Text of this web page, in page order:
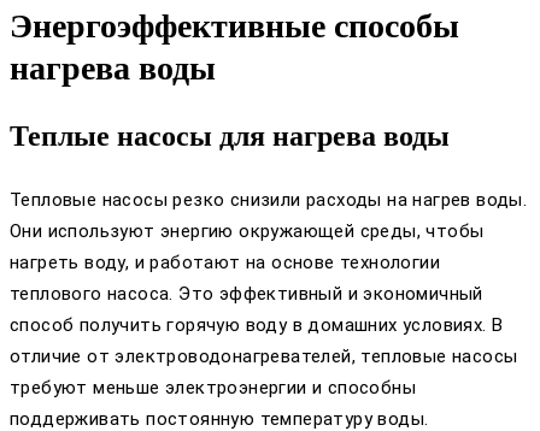
Энергоэффективные способы
нагрева воды
Теплые насосы для нагрева воды
Тепловые насосы резко снизили расходы на нагрев воды.
Они используют энергию окружающей среды, чтобы
нагреть воду, и работают на основе технологии
теплового насоса. Это эффективный и экономичный
способ получить горячую воду в домашних условиях. В
отличие от электроводонагревателей, тепловые насосы
требуют меньше электроэнергии и способны
поддерживать постоянную температуру воды.